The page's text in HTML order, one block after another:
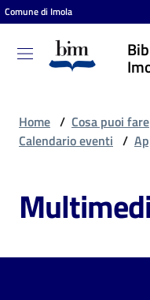
Vai al contenuto
Vai alla navigazione
Vai al footer
Comune di Imola
Biblioteca
comunale
puoi
Home / Cosa puoi fare
Calendario eventi /